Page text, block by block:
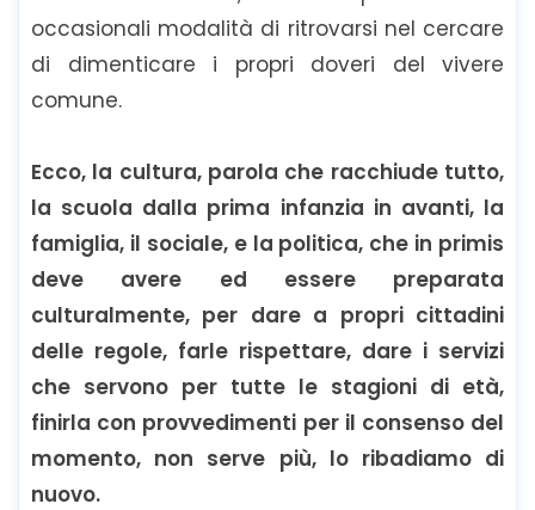
occasionali modalità di ritrovarsi nel cercare
di dimenticare i propri doveri del vivere
comune.
Ecco, la cultura, parola che racchiude tutto,
la scuola dalla prima infanzia in avanti, la
famiglia, il sociale, e la politica, che in primis
deve avere ed essere preparata
culturalmente, per dare a propri cittadini
delle regole, farle rispettare, dare i servizi
che servono per tutte le stagioni di età,
finirla con provvedimenti per il consenso del
momento, non serve più, lo ribadiamo di
nuovo.